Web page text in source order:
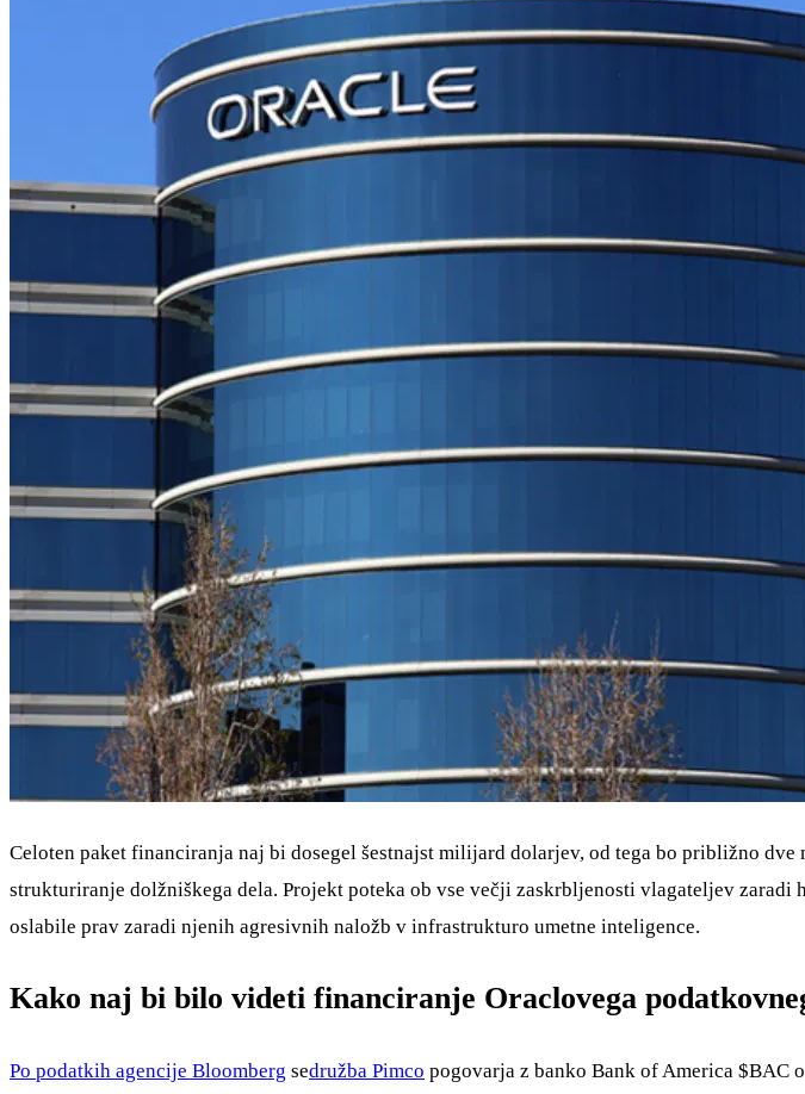
Celoten paket financiranja naj bi dosegel šestnajst milijard dolarjev, od tega bo približno
strukturiranje dolžniškega dela. Projekt poteka ob vse večji zaskrbljenosti vlagateljev zaradi
oslabile prav zaradi njenih agresivnih naložb v infrastrukturo umetne inteligence.
Kako naj bi bilo videti financiranje Oraclovega
Po podatkih agencije Bloomberg sedružba Pimco pogovarja z banko Bank of America $BAC